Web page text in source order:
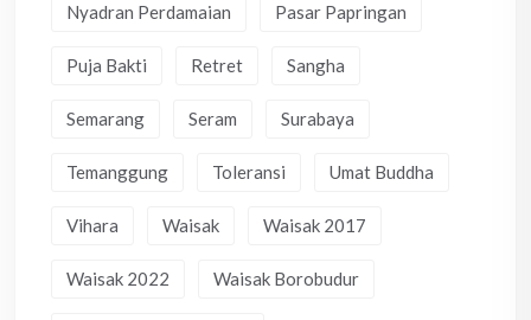
Nyadran Perdamaian Pasar Papringan
Puja Bakti Retret Sangha
Semarang Seram Surabaya
Temanggung Toleransi Umat Buddha
Vihara Waisak Waisak 2017
Waisak 2022 Waisak Borobudur